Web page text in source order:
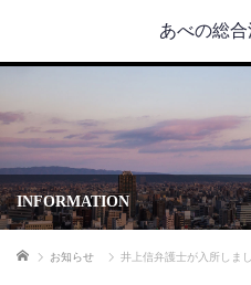
あべの総
INFORMATION
ホーム お知らせ 井上信弁護士が入所しま